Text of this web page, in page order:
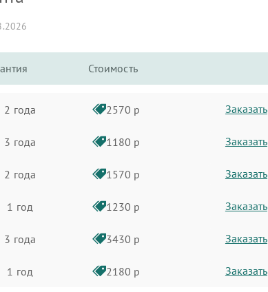
Стоимость
2 года 2570 р Заказать
3 года 1180 р Заказать
2 года 1570 р Заказать
1 год 1230 р Заказать
3 года 3430 р Заказать
1 год 2180 р Заказать